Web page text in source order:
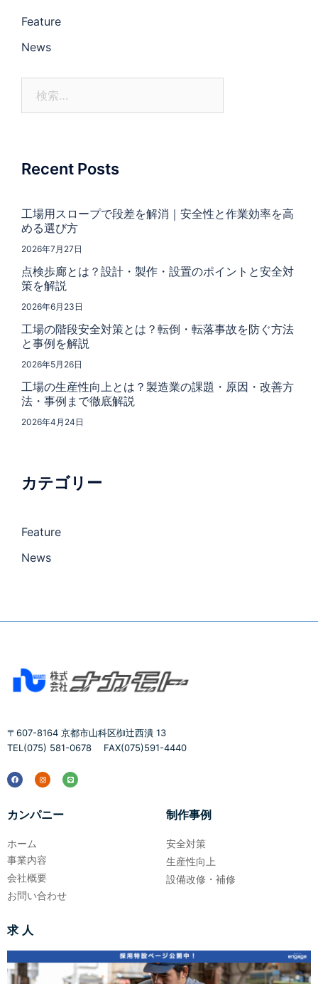
Feature
News
Recent Posts
工場用スロープで段差を解消｜安全性と作業効率を高
める選び方
2026年7月27日
点検歩廊とは？設計・製作・設置のポイントと安全対
策を解説
2026年6月23日
工場の階段安全対策とは？転倒・転落事故を防ぐ方法
と事例を解説
2026年5月26日
工場の生産性向上とは？製造業の課題・原因・改善方
法・事例まで徹底解説
2026年4月24日
カテゴリー
Feature
News
〒607-8164 京都市⼭科区椥辻⻄潰 13
TEL(075) 581-0678 FAX(075)591-4440
カンパニー
ホーム
事業内容
会社概要
お問い合わせ
制作事例
安全対策
生産性向上
設備改修・補修
求 人